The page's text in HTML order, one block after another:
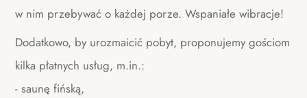
w nim przebywać o każdej porze. Wspaniałe wibracje!
Dodatkowo, by urozmaicić pobyt, proponujemy gościom
kilka płatnych usług, m.in.:
- saunę fińską,